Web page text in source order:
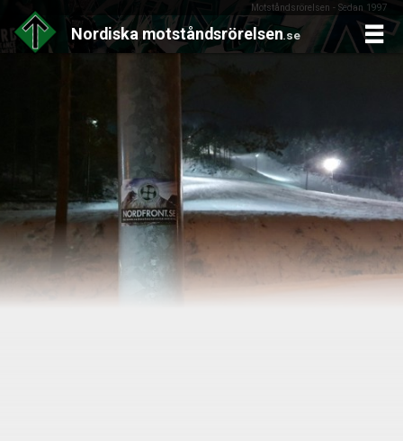
Motståndsrörelsen - Sedan 1997
Nordiska motståndsrörelsen.se